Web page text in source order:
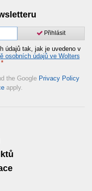
Přihlásit
údajů tak, jak je uvedeno v
osobních údajů ve Wolters
*
the Google Privacy Policy
apply.